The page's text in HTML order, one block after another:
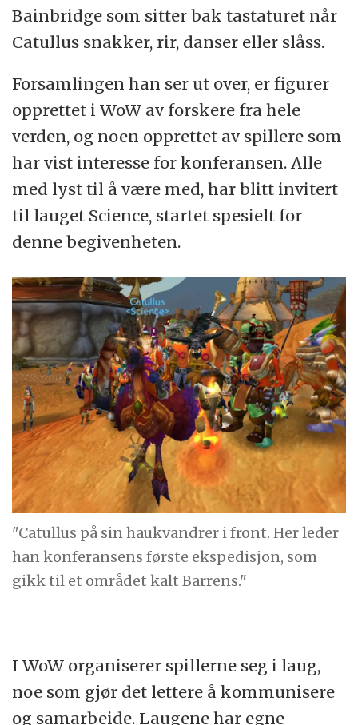
Bainbridge som sitter bak tastaturet når
Catullus snakker, rir, danser eller slåss.
Forsamlingen han ser ut over, er figurer
opprettet i WoW av forskere fra hele
verden, og noen opprettet av spillere som
har vist interesse for konferansen. Alle
med lyst til å være med, har blitt invitert
til lauget Science, startet spesielt for
denne begivenheten.
"Catullus på sin haukvandrer i front. Her leder
han konferansens første ekspedisjon, som
gikk til et området kalt Barrens."
I WoW organiserer spillerne seg i laug,
noe som gjør det lettere å kommunisere
og samarbeide. Laugene har egne